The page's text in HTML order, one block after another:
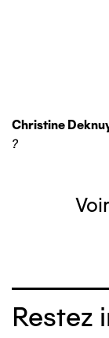
Christine
?
Restez